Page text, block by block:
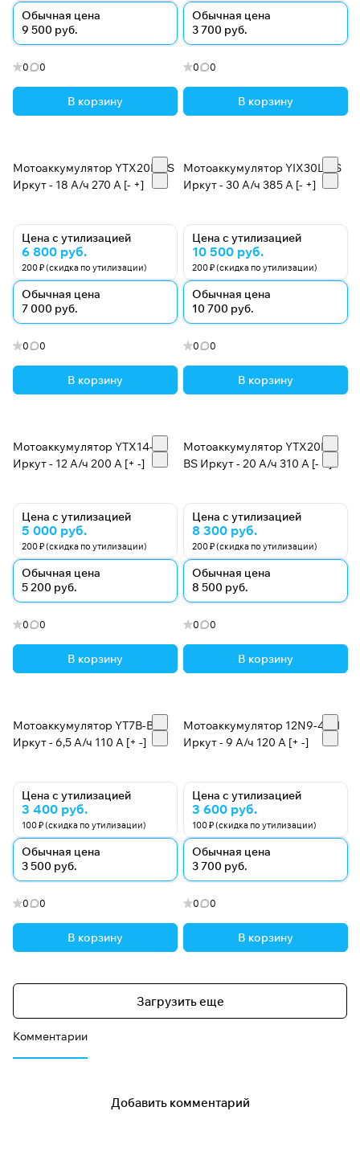
Обычная цена
9 500 руб.
0 0
В корзину
Обычная цена
3 700 руб.
0 0
В корзину
Мотоаккумулятор YTX20L-BS
Иркут - 18 А/ч 270 A [- +]
Цена с утилизацией
6 800 руб.
200 ₽ (скидка по утилизации)
Обычная цена
7 000 руб.
0 0
В корзину
Мотоаккумулятор YIX30L-BS
Иркут - 30 А/ч 385 A [- +]
Цена с утилизацией
10 500 руб.
200 ₽ (скидка по утилизации)
Обычная цена
10 700 руб.
0 0
В корзину
Мотоаккумулятор YTX14-BS
Иркут - 12 А/ч 200 A [+ -]
Цена с утилизацией
5 000 руб.
200 ₽ (скидка по утилизации)
Обычная цена
5 200 руб.
0 0
В корзину
Мотоаккумулятор YTX20HL-
BS Иркут - 20 А/ч 310 A [- +]
Цена с утилизацией
8 300 руб.
200 ₽ (скидка по утилизации)
Обычная цена
8 500 руб.
0 0
В корзину
Мотоаккумулятор YT7B-BS
Иркут - 6,5 А/ч 110 A [+ -]
Цена с утилизацией
3 400 руб.
100 ₽ (скидка по утилизации)
Обычная цена
3 500 руб.
0 0
В корзину
Мотоаккумулятор 12N9-4B-1
Иркут - 9 А/ч 120 A [+ -]
Цена с утилизацией
3 600 руб.
100 ₽ (скидка по утилизации)
Обычная цена
3 700 руб.
0 0
В корзину
Загрузить еще
Комментарии
Добавить комментарий